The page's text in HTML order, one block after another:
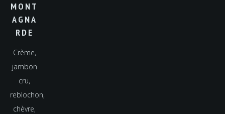
MONT
AGNA
RDE
Crème,
jambon
cru,
reblochon,
chèvre,